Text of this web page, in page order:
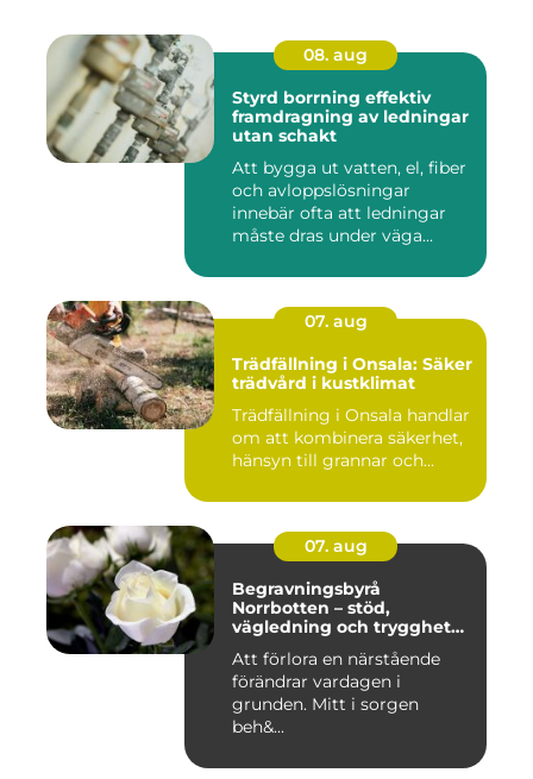
08. aug
Styrd borrning effektiv
framdragning av ledningar
utan schakt
Att bygga ut vatten, el, fiber
och avloppslösningar
innebär ofta att ledningar
måste dras under väga...
07. aug
Trädfällning i Onsala: Säker
trädvård i kustklimat
Trädfällning i Onsala handlar
om att kombinera säkerhet,
hänsyn till grannar och...
07. aug
Begravningsbyrå
Norrbotten – stöd,
vägledning och trygghet
Att förlora en närstående
förändrar vardagen i
grunden. Mitt i sorgen
beh&...